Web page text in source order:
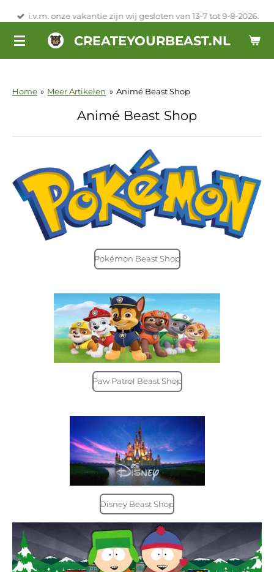
naar
CREATEYOURBEAST.NL
i.v.m. onze vakantie zijn wij gesloten van 13-7 tot 9-8-2026.
Home » Meer Artikelen » Animé Beast Shop
Animé Beast Shop
Pokémon Beast Shop
Paw Patrol Beast Shop
Disney Beast Shop